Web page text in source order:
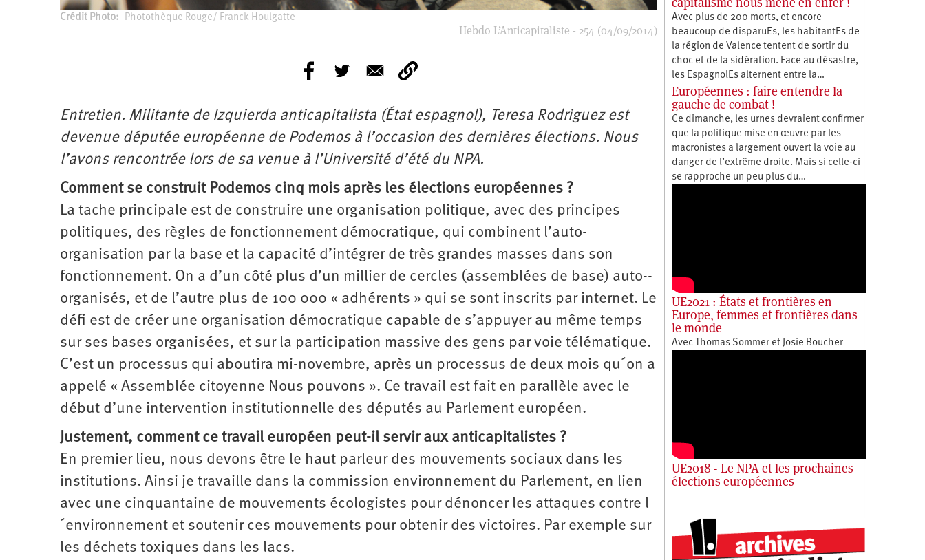
d’été
2022
Crédit Photo Photothèque Rouge/ Franck Houlgatte
Hebdo L’Anticapitaliste - 254 (04/09/2014)
Entretien. Militante de Izquierda anticapitalista (État espagnol), Teresa Rodriguez est
devenue députée européenne de Podemos à l’occasion des dernières élections. Nous
l’avons rencontrée lors de sa venue à l’Université d’été du NPA.
Comment se construit Podemos cinq mois après les élections européennes ?
La tache principale est de construire une organisation politique, avec des principes
politiques, des règles de fonctionnement démocratique, qui combinent l’auto-
organisation par la base et la capacité d’intégrer de très grandes masses dans son
fonctionnement. On a d’un côté plus d’un millier de cercles (assemblées de base) auto-­
organisés, et de l’autre plus de 100 000 « adhérents » qui se sont inscrits par internet. Le
défi est de créer une organisation démocratique capable de s’appuyer au même temps
sur ses bases organisées, et sur la participation massive des gens par voie télématique.
C’est un processus qui aboutira mi-novembre, après un processus de deux mois qu´on a
appelé « Assemblée citoyenne Nous pouvons ». Ce travail est fait en parallèle avec le
début d’une intervention institutionnelle des députés au Parlement européen.
Justement, comment ce travail européen peut-il servir aux anticapitalistes ?
En premier lieu, nous devons être le haut parleur des mouvements sociaux dans les
institutions. Ainsi je travaille dans la commission environnement du Parlement, en lien
avec une cinquantaine de mouvements écologistes pour dénoncer les attaques contre l
´environnement et soutenir ces mouvements pour obtenir des victoires. Par exemple sur
les déchets toxiques dans les lacs.
Avec plus de 200 morts, et encore
beaucoup de disparuEs, les habitantEs de
la région de Valence tentent de sortir du
choc et de la sidération. Face au désastre,
les EspagnolEs alternent entre la…
Européennes : faire entendre la
gauche de combat !
Ce dimanche, les urnes devraient confirmer
que la politique mise en œuvre par les
macronistes a largement ouvert la voie au
danger de l’extrême droite. Mais si celle-ci
se rapproche un peu plus du…
UE2021 : États et frontières en
Europe, femmes et frontières dans
le monde
Avec Thomas Sommer et Josie Boucher
UE2018 - Le NPA et les prochaines
élections européennes